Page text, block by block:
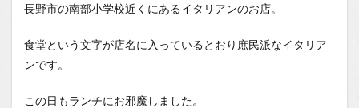
長野市の南部小学校近くにあるイタリアンのお店。
食堂という文字が店名に入っているとおり庶民派なイタリア
ンです。
この日もランチにお邪魔しました。